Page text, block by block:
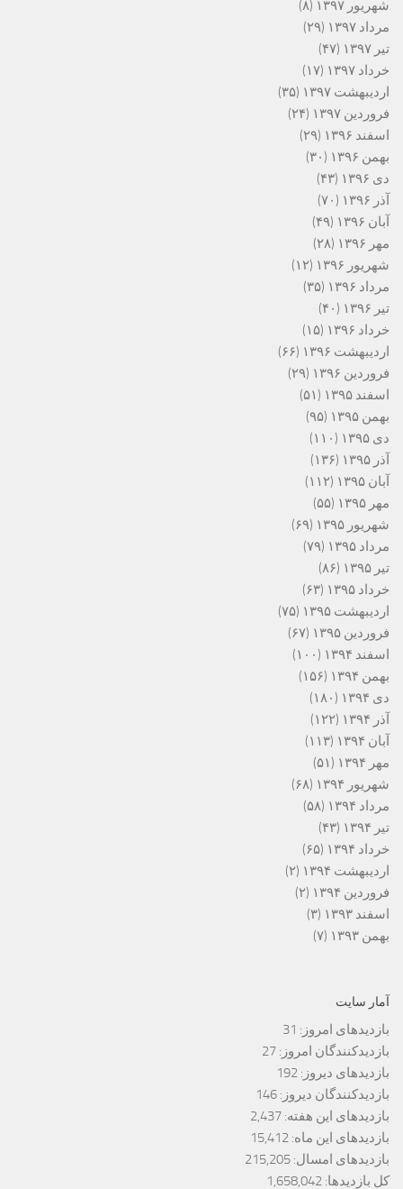
شهریور ۱۳۹۷
(۸)
مرداد ۱۳۹۷
(۲۹)
تیر ۱۳۹۷
(۴۷)
خرداد ۱۳۹۷
(۱۷)
اردیبهشت ۱۳۹۷
(۳۵)
فروردین ۱۳۹۷
(۲۴)
اسفند ۱۳۹۶
(۲۹)
بهمن ۱۳۹۶
(۳۰)
دی ۱۳۹۶
(۴۳)
آذر ۱۳۹۶
(۷۰)
آبان ۱۳۹۶
(۴۹)
مهر ۱۳۹۶
(۲۸)
شهریور ۱۳۹۶
(۱۲)
مرداد ۱۳۹۶
(۳۵)
تیر ۱۳۹۶
(۴۰)
خرداد ۱۳۹۶
(۱۵)
اردیبهشت ۱۳۹۶
(۶۶)
فروردین ۱۳۹۶
(۲۹)
اسفند ۱۳۹۵
(۵۱)
بهمن ۱۳۹۵
(۹۵)
دی ۱۳۹۵
(۱۱۰)
آذر ۱۳۹۵
(۱۳۶)
آبان ۱۳۹۵
(۱۱۲)
مهر ۱۳۹۵
(۵۵)
شهریور ۱۳۹۵
(۶۹)
مرداد ۱۳۹۵
(۷۹)
تیر ۱۳۹۵
(۸۶)
خرداد ۱۳۹۵
(۶۳)
اردیبهشت ۱۳۹۵
(۷۵)
فروردین ۱۳۹۵
(۶۷)
اسفند ۱۳۹۴
(۱۰۰)
بهمن ۱۳۹۴
(۱۵۶)
دی ۱۳۹۴
(۱۸۰)
آذر ۱۳۹۴
(۱۲۲)
آبان ۱۳۹۴
(۱۱۳)
مهر ۱۳۹۴
(۵۱)
شهریور ۱۳۹۴
(۶۸)
مرداد ۱۳۹۴
(۵۸)
تیر ۱۳۹۴
(۴۳)
خرداد ۱۳۹۴
(۶۵)
اردیبهشت ۱۳۹۴
(۲)
فروردین ۱۳۹۴
(۲)
اسفند ۱۳۹۳
(۳)
بهمن ۱۳۹۳
(۷)
آمار سایت
بازدیدهای امروز: 31
بازدیدکنندگان امروز: 27
بازدیدهای دیروز: 192
بازدیدکنندگان دیروز: 146
بازدیدهای این هفته: 2,437
بازدیدهای این ماه: 15,412
بازدیدهای امسال: 215,205
کل بازدیدها: 1,658,042